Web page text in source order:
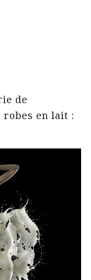
de
robes en lait :